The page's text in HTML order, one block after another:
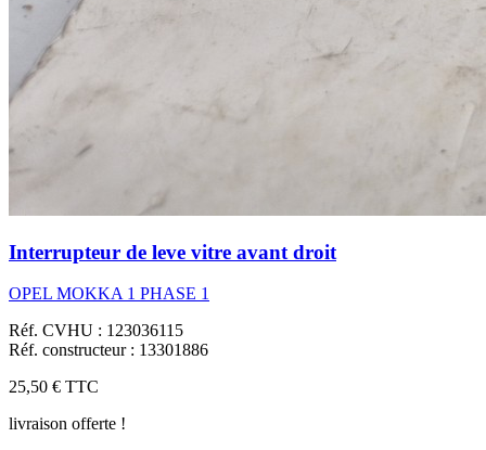
Interrupteur de leve vitre avant droit
OPEL MOKKA 1 PHASE 1
Réf. CVHU : 123036115
Réf. constructeur : 13301886
25,50 € TTC
livraison offerte !